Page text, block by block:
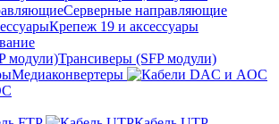
Серверные направляющие
Крепеж 19 и аксессуары
Трансиверы (SFP модули)
Медиаконвертеры